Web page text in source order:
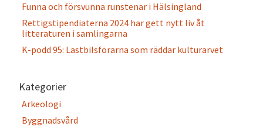
Funna och försvunna runstenar i Hälsingland
Rettigstipendiaterna 2024 har gett nytt liv åt
litteraturen i samlingarna
K-podd 95: Lastbilsförarna som räddar kulturarvet
Kategorier
Arkeologi
Byggnadsvård